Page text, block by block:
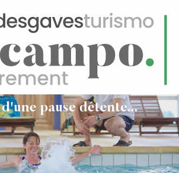
d'une pause détente...